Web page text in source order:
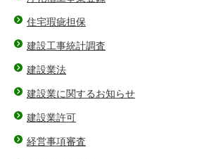
住宅瑕疵担保
建設工事統計調査
建設業法
建設業に関するお知らせ
建設業許可
経営事項審査